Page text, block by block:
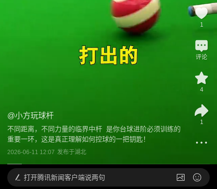
@小方玩球杆
不同距离，不同力量的临界中杆  是你台球进阶必须训练的
重要一环，这是真正理解如何控球的一把钥匙！
2026-06-11 12:07 发布于湖北
1
评论
4
1
打开腾讯新闻客户端说两句